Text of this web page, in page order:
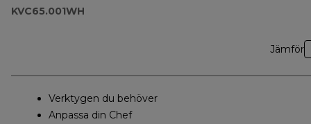
KVC65.001WH
Jämför
Verktygen du behöver
Anpassa din Chef